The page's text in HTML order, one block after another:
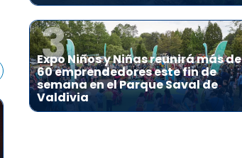
3
Expo Niños y Niñas reunirá más de
60 emprendedores este fin de
semana en el Parque Saval de
Valdivia